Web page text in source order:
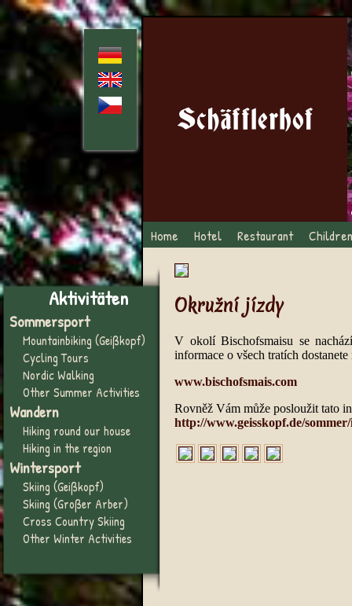
Home Hotel Restaurant
Aktivitäten
Sommersport
Mountainbiking (Geißkopf)
Cycling Tours
Nordic Walking
Other Summer Activities
Wandern
Hiking round our house
Hiking in the region
Wintersport
Skiing (Geißkopf)
Skiing (Großer Arber)
Cross Country Skiing
Other Winter Activities
Okružní jízdy
V okolí Bischofsmaisu se
informace o všech tratích dostanete
www.bischofsmais.com
Rovněž Vám může posloužit tato
http://www.geisskopf.de/